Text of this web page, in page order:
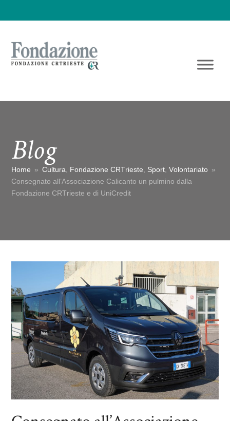
Blog
Home » Cultura Fondazione CRTrieste Sport ,Volontariato »
Consegnato all’Associazione Calicanto un pulmino dalla
Fondazione CRTrieste e di UniCredit